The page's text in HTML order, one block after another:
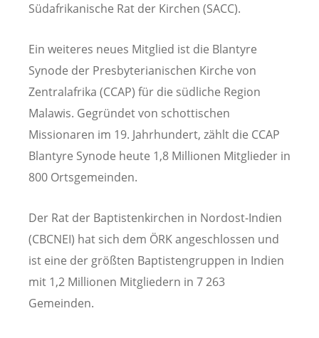
Südafrikanische Rat der Kirchen (SACC).
Ein weiteres neues Mitglied ist die Blantyre
Synode der Presbyterianischen Kirche von
Zentralafrika (CCAP) für die südliche Region
Malawis. Gegründet von schottischen
Missionaren im 19. Jahrhundert, zählt die CCAP
Blantyre Synode heute 1,8 Millionen Mitglieder in
800 Ortsgemeinden.
Der Rat der Baptistenkirchen in Nordost-Indien
(CBCNEI) hat sich dem ÖRK angeschlossen und
ist eine der größten Baptistengruppen in Indien
mit 1,2 Millionen Mitgliedern in 7 263
Gemeinden.